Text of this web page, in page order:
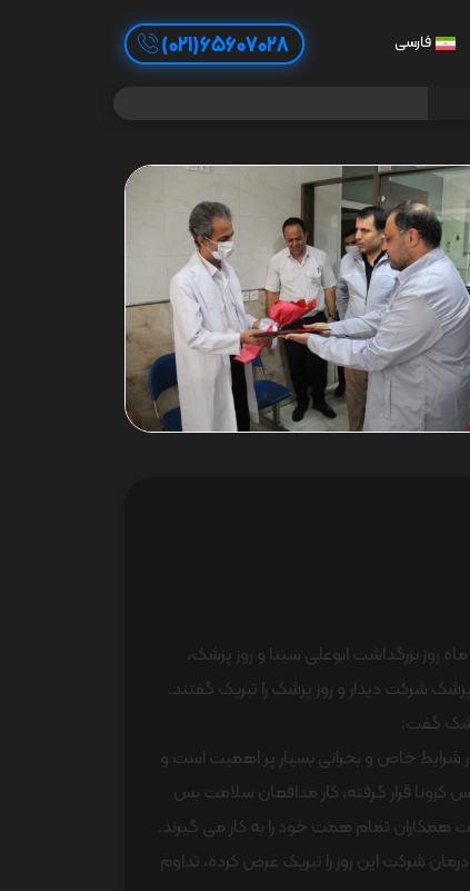
فارسی 65607028(021)
روز بزرگداشت ابوعلی سینا و روز پزشک،
شرکت دیدار و روز پزشک را تبریک گفتند.
گفت:
خاص و بحرانی بسیار پر اهمیت است و
قرار گرفته، کار مدافعان سلامت بس
همکاران تمام همت خود را به کار می گیرند.
شرکت این روز را تبریک عرض کرده، تداوم